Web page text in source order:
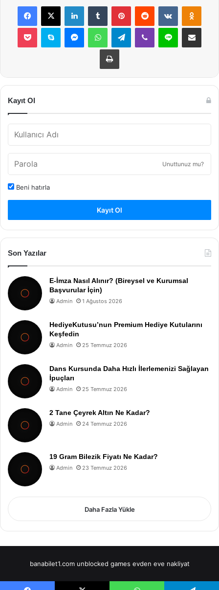
Facebook
X LinkedInTumblr PinterestReddit VKontakte
Pocket Skype MessengerWhatsAppTelegramViber Line E-Posta ile
Yazdır
Kayıt Ol
Unuttunuz mu?
Beni hatırla
Kayıt Ol
Son Yazılar
E-İmza Nasıl Alınır? (Bireysel ve Kurumsal
Başvurular İçin)
Admin 1 Ağustos 2026
HediyeKutusu’nun Premium Hediye Kutularını
Keşfedin
Admin 25 Temmuz 2026
Dans Kursunda Daha Hızlı İlerlemenizi Sağlayan
İpuçları
Admin 25 Temmuz 2026
2 Tane Çeyrek Altın Ne Kadar?
Admin 24 Temmuz 2026
19 Gram Bilezik Fiyatı Ne Kadar?
Admin 23 Temmuz 2026
Daha Fazla Yükle
banabilet1.com unblocked games evden eve nakliyat